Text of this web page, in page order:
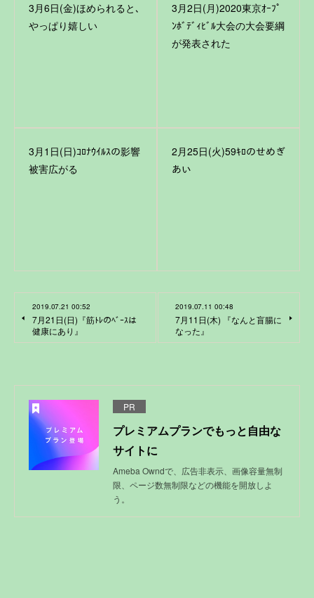
3月6日(金)ほめられると､
やっぱり嬉しい
3月2日(月)2020東京ｵｰﾌﾟ
ﾝﾎﾞﾃﾞｨﾋﾞﾙ大会の大会要綱
が発表された
3月1日(日)ｺﾛﾅｳｲﾙｽの影響
被害広がる
2月25日(火)59ｷﾛのせめぎ
あい
2019.07.21 00:52
7月21日(日)『筋ﾄﾚのﾍﾞｰｽは
健康にあり』
2019.07.11 00:48
7月11日(木) 『なんと盲腸に
なった』
PR
プレミアムプランでもっと自由な
サイトに
Ameba Owndで、広告非表示、画像容量無制
限、ページ数無制限などの機能を開放しよ
う。